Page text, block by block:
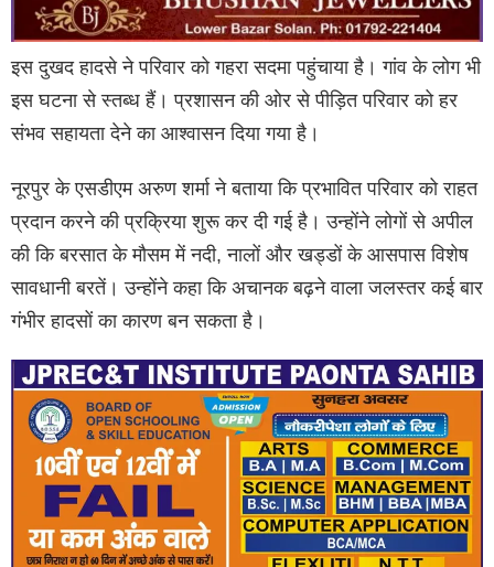
इस दुखद हादसे ने परिवार को गहरा सदमा पहुंचाया है। गांव के लोग भी
इस घटना से स्तब्ध हैं। प्रशासन की ओर से पीड़ित परिवार को हर
संभव सहायता देने का आश्वासन दिया गया है।
नूरपुर के एसडीएम अरुण शर्मा ने बताया कि प्रभावित परिवार को राहत
प्रदान करने की प्रक्रिया शुरू कर दी गई है। उन्होंने लोगों से अपील
की कि बरसात के मौसम में नदी, नालों और खड्डों के आसपास विशेष
सावधानी बरतें। उन्होंने कहा कि अचानक बढ़ने वाला जलस्तर कई बार
गंभीर हादसों का कारण बन सकता है।